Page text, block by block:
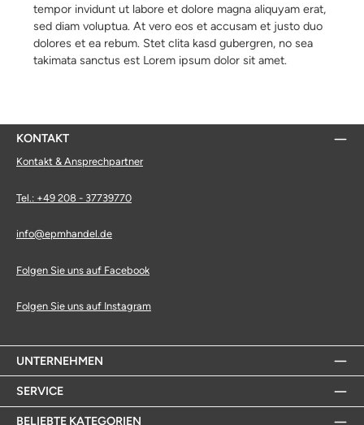
tempor invidunt ut labore et dolore magna aliquyam erat,
sed diam voluptua. At vero eos et accusam et justo duo
dolores et ea rebum. Stet clita kasd gubergren, no sea
takimata sanctus est Lorem ipsum dolor sit amet.
KONTAKT
Kontakt & Ansprechpartner
Tel.: +49 208 - 37739770
info@epmhandel.de
Folgen Sie uns auf Facebook
Folgen Sie uns auf Instagram
UNTERNEHMEN
SERVICE
BELIEBTE KATEGORIEN